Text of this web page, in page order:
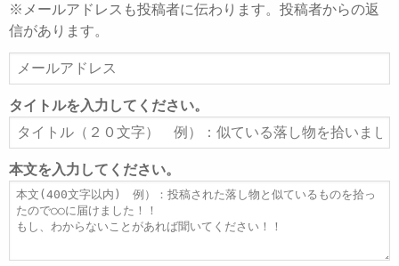
※メールアドレスも投稿者に伝わります。投稿者からの返
信があります。
ー
ル
ア
ド
レ
ス
タイトルを入力してください。
タ
イ
ト
ル
本文を入力してください。
本
文